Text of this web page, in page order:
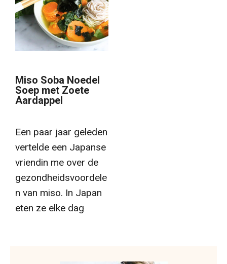
Miso Soba Noedel
Soep met Zoete
Aardappel
Een paar jaar geleden
vertelde een Japanse
vriendin me over de
gezondheidsvoordele
n van miso. In Japan
eten ze elke dag